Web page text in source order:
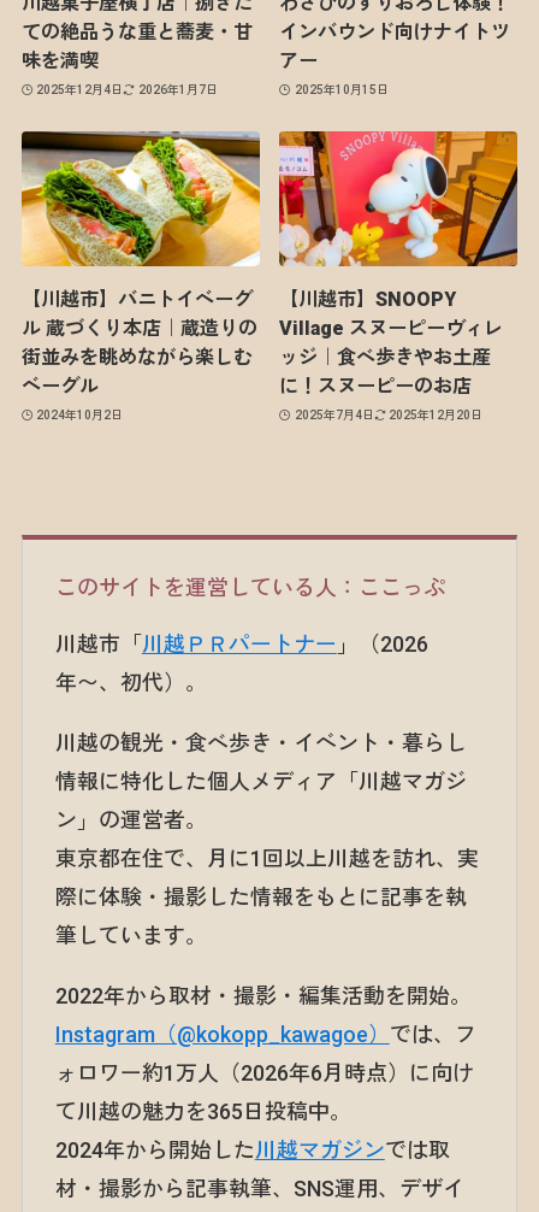
ての絶品うな重と蕎麦・甘
味を満喫
2025年12月4日 2026年1月7日
インバウンド向けナイトツ
アー
2025年10月15日
【川越市】バニトイベーグ
ル 蔵づくり本店｜蔵造りの
街並みを眺めながら楽しむ
ベーグル
2024年10月2日
【川越市】SNOOPY
Village スヌーピーヴィレ
ッジ｜食べ歩きやお土産
に！スヌーピーのお店
2025年7月4日 2025年12月20日
このサイトを運営している人：ここっぷ
川越市「川越ＰＲパートナー 」（2026
年〜、初代）。
川越の観光・食べ歩き・イベント・暮らし
情報に特化した個人メディア「川越マガジ
ン」の運営者。
東京都在住で、月に1回以上川越を訪れ、実
際に体験・撮影した情報をもとに記事を執
筆しています。
2022年から取材・撮影・編集活動を開始。
Instagram（@kokopp_kawagoe） では、フ
ォロワー約1万人（2026年6月時点）に向け
て川越の魅力を365日投稿中。
2024年から開始した川越マガジンでは取
材・撮影から記事執筆、SNS運用、デザイ